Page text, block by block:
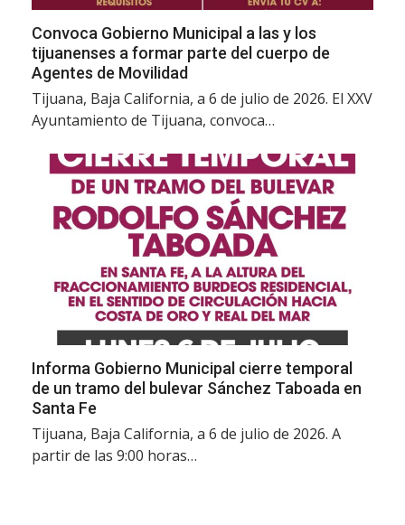
Convoca Gobierno Municipal a las y los
tijuanenses a formar parte del cuerpo de
Agentes de Movilidad
Tijuana, Baja California, a 6 de julio de 2026. El XXV
Ayuntamiento de Tijuana, convoca…
Informa Gobierno Municipal cierre temporal
de un tramo del bulevar Sánchez Taboada en
Santa Fe
Tijuana, Baja California, a 6 de julio de 2026. A
partir de las 9:00 horas…